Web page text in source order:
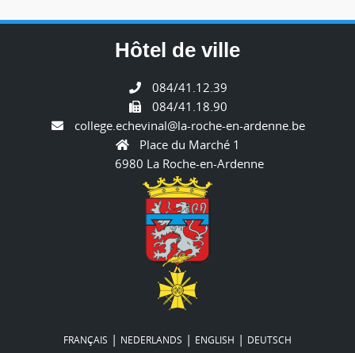
Hôtel de ville
084/41.12.39
084/41.18.90
college.echevinal@la-roche-en-ardenne.be
Place du Marché 1
6980 La Roche-en-Ardenne
FRANÇAIS | NEDERLANDS | ENGLISH | DEUTSCH